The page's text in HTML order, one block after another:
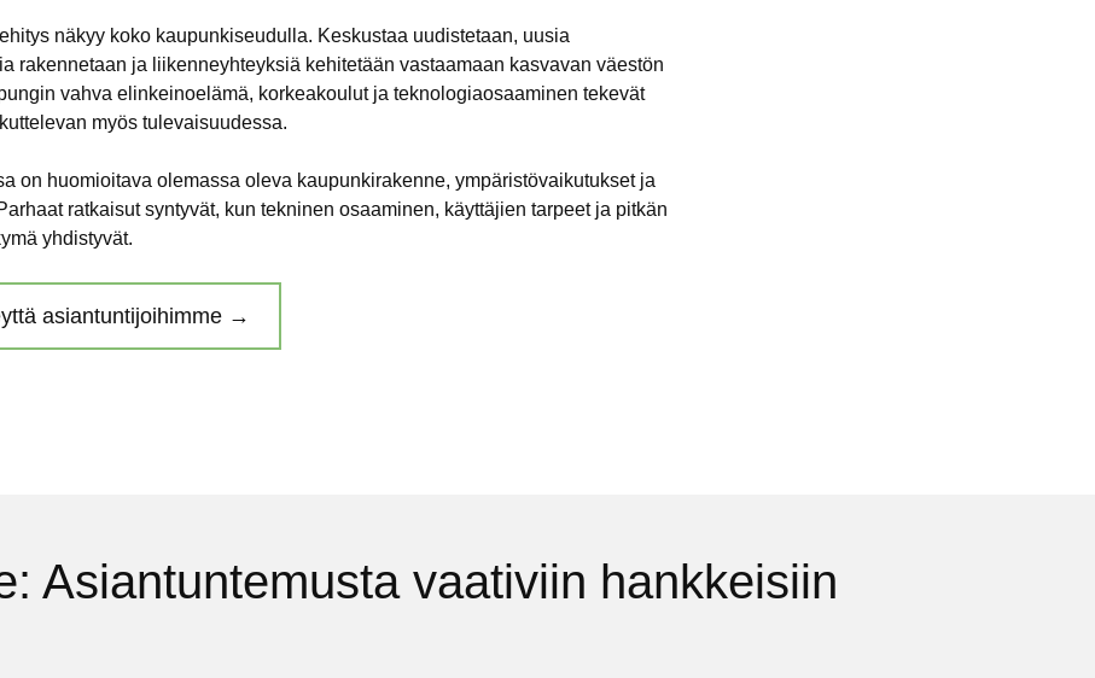
näkyy koko kaupunkiseudulla. Keskustaa uudistetaan, uusia
rakennetaan ja liikenneyhteyksiä kehitetään vastaamaan kasvavan väestön
vahva elinkeinoelämä, korkeakoulut ja teknologiaosaaminen tekevät
myös tulevaisuudessa.
on huomioitava olemassa oleva kaupunkirakenne, ympäristövaikutukset ja
ratkaisut syntyvät, kun tekninen osaaminen, käyttäjien tarpeet ja pitkän
yhdistyvät.
asiantuntijoihimme →
Asiantuntemusta vaativiin hankkeisiin